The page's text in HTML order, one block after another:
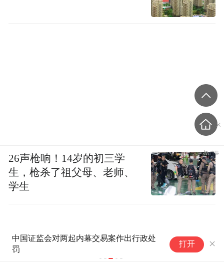
中国证监会对两起内幕交易案作出行政处
罚
打开
26声枪响！14岁的初三学
生，枪杀了祖父母、老师、
学生